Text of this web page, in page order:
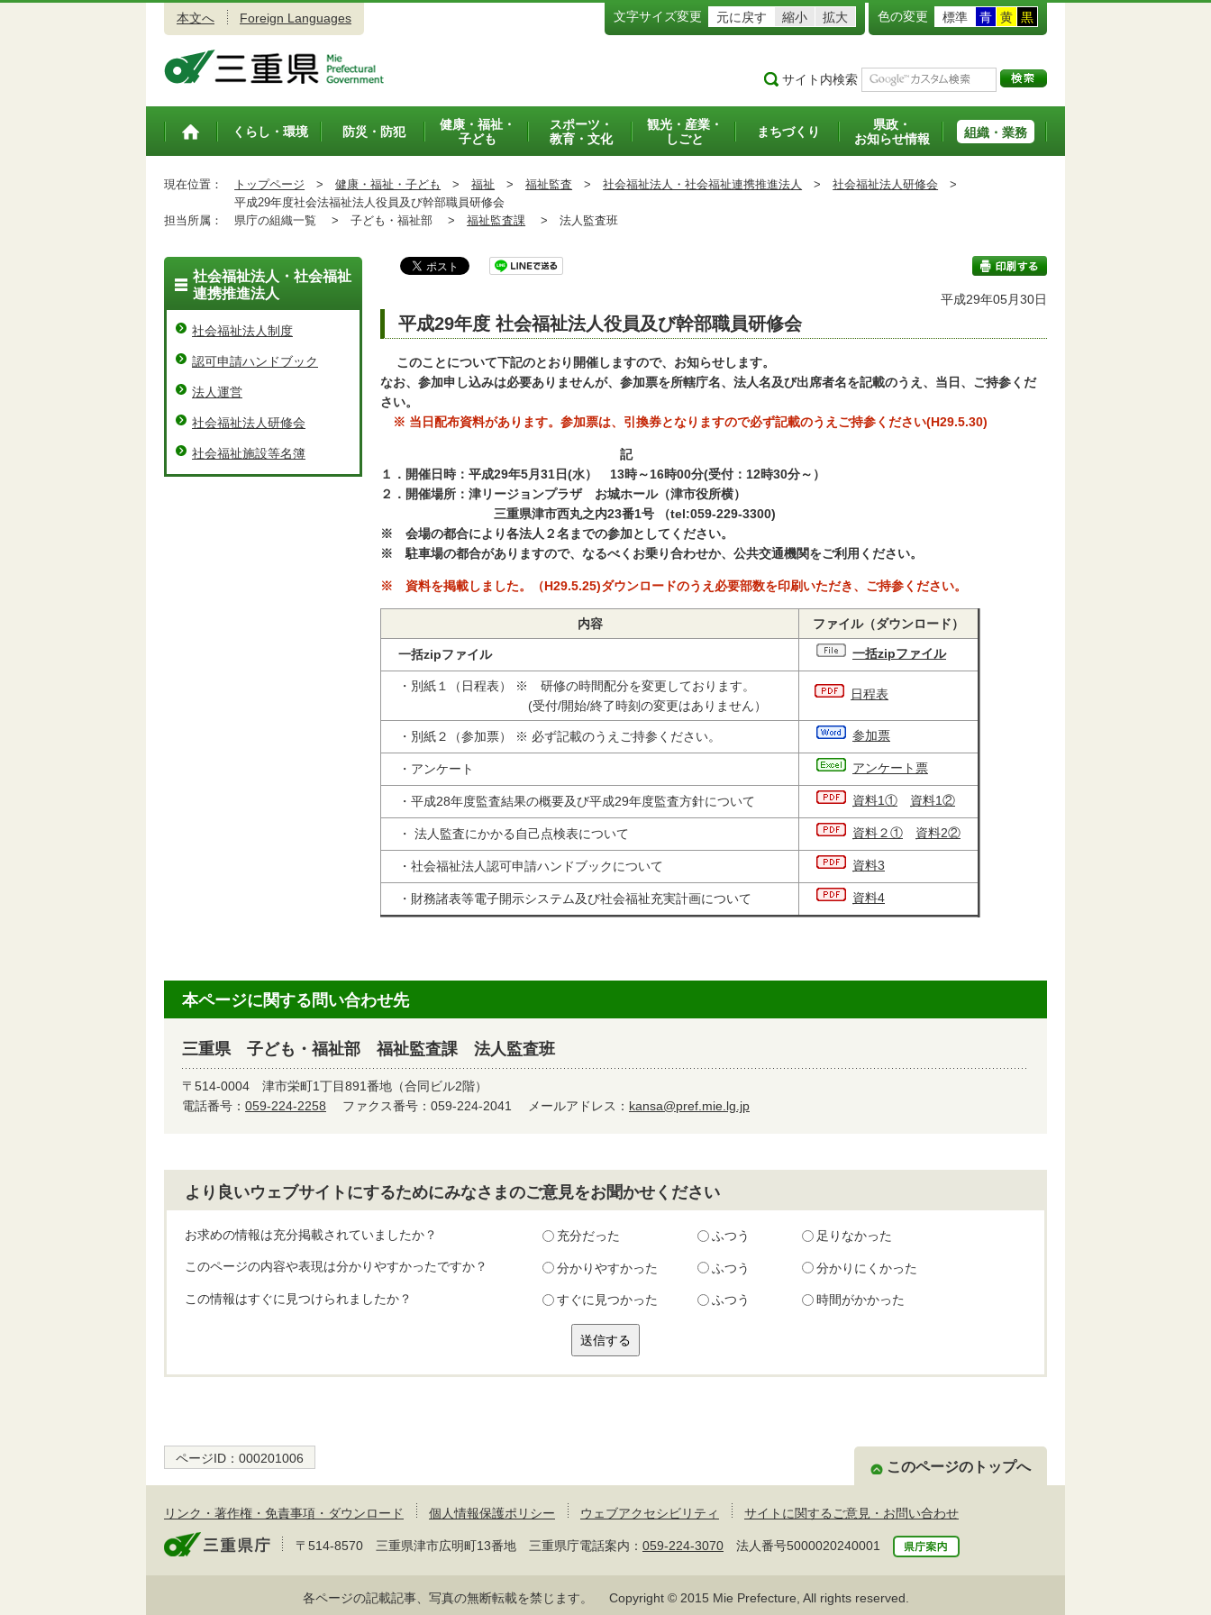
本文へ Foreign Languages 文字サイズ変更 元に戻す 縮小 拡大 色の変更 標準 青 黄 黒
サイト内検索
トップペ
くらし・環境 防災・防犯
健康・福祉・
子ども
スポーツ・
教育・文化
観光・産業・
しごと
まちづくり
県政・
お知らせ情報
組織・業務
現在位置： トップページ > 健康・福祉・子ども > 福祉 > 福祉監査 > 社会福祉法人・社会福祉連携推進法人 > 社会福祉法人研修会 >
平成29年度社会法福祉法人役員及び幹部職員研修会
担当所属：
県庁の組織一覧 > 子ども・福祉部 > 福祉監査課 > 法人監査班
印刷する
平成29年05月30日
平成29年度 社会福祉法人役員及び幹部職員研修会
このことについて下記のとおり開催しますので、お知らせします。
なお、参加申し込みは必要ありませんが、参加票を所轄庁名、法人名及び出席者名を記載のうえ、当日、ご持参くだ
さい。
※ 当日配布資料があります。参加票は、引換券となりますので必ず記載のうえご持参ください(H29.5.30)
記
１．開催日時： 平成29年5月31日(水） 13時～16時00分(受付：12時30分～）
２．開催場所：津リージョンプラザ お城ホール（津市役所横）
三重県津市西丸之内23番1号 （tel:059-229-3300)
※ 会場の都合により各法人２名までの参加としてください。
※ 駐車場の都合がありますので、なるべくお乗り合わせか、公共交通機関をご利用ください。
※ 資料を掲載しました。（H29.5.25)ダウンロードのうえ必要部数を印刷いただき、ご持参ください。
内容 ファイル（ダウンロード）
一括zipファイル 一括zipファイル
・別紙１（日程表） ※ 研修の時間配分を変更しております。
(受付/開始/終了時刻の変更はありません）
日程表
・別紙２（参加票） ※ 必ず記載のうえご持参ください。 参加票
・アンケート アンケート票
・平成28年度監査結果の概要及び平成29年度監査方針について 資料1① 資料1②
・ 法人監査にかかる自己点検表について 資料２① 資料2②
・社会福祉法人認可申請ハンドブックについて 資料3
・財務諸表等電子開示システム及び社会福祉充実計画について 資料4
社会福祉法人・社会福祉
連携推進法人
社会福祉法人制度
認可申請ハンドブック
法人運営
社会福祉法人研修会
社会福祉施設等名簿
本ページに関する問い合わせ先
三重県 子ども・福祉部 福祉監査課 法人監査班
〒514-0004 津市栄町1丁目891番地（合同ビル2階）
電話番号： 059-224-2258 ファクス番号：059-224-2041 メールアドレス： kansa@pref.mie.lg.jp
より良いウェブサイトにするためにみなさまのご意見をお聞かせください
お求めの情報は充分掲載されていましたか？ 充分だった ふつう 足りなかった
このページの内容や表現は分かりやすかったですか？ 分かりやすかった ふつう 分かりにくかった
この情報はすぐに見つけられましたか？ すぐに見つかった ふつう 時間がかかった
ページID： 000201006
このページのトップへ
リンク・著作権・免責事項・ダウンロード 個人情報保護ポリシー ウェブアクセシビリティ サイトに関するご意見・お問い合わせ
〒514-8570 三重県津市広明町13番地 三重県庁電話案内： 059-224-3070 法人番号5000020240001
各ページの記載記事、写真の無断転載を禁じます。 Copyright © 2015 Mie Prefecture, All rights reserved.